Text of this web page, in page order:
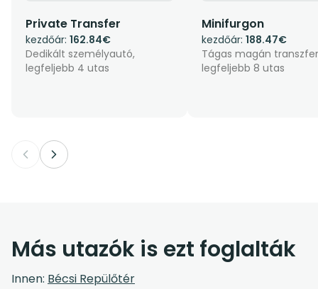
Private Transfer
kezdőár: 162.84€
Dedikált személyautó,
legfeljebb 4 utas
Minifurgon
kezdőár: 188.47€
Tágas magán
legfeljebb 8 utas
Más utazók is ezt foglalták
Innen: Bécsi Repülőtér